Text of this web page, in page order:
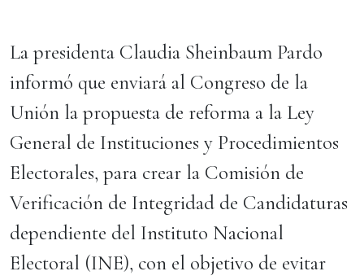
La presidenta Claudia Sheinbaum Pardo
informó que enviará al Congreso de la
Unión la propuesta de reforma a la Ley
General de Instituciones y Procedimientos
Electorales, para crear la Comisión de
Verificación de Integridad de Candidaturas
dependiente del Instituto Nacional
Electoral (INE), con el objetivo de evitar